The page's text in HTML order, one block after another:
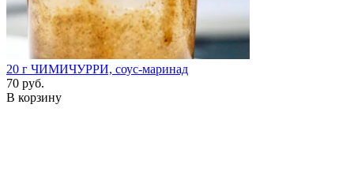
20 г ЧИМИЧУРРИ, соус-маринад
70 руб.
В корзину